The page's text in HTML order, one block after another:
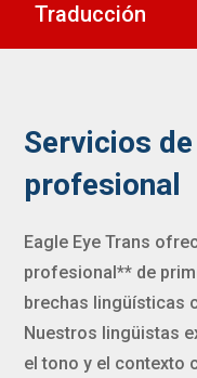
Traducción
Servicios
profesional
Eagle Eye Trans
profesional** de
brechas lingüísticas
Nuestros lingüistas
el tono y el contexto